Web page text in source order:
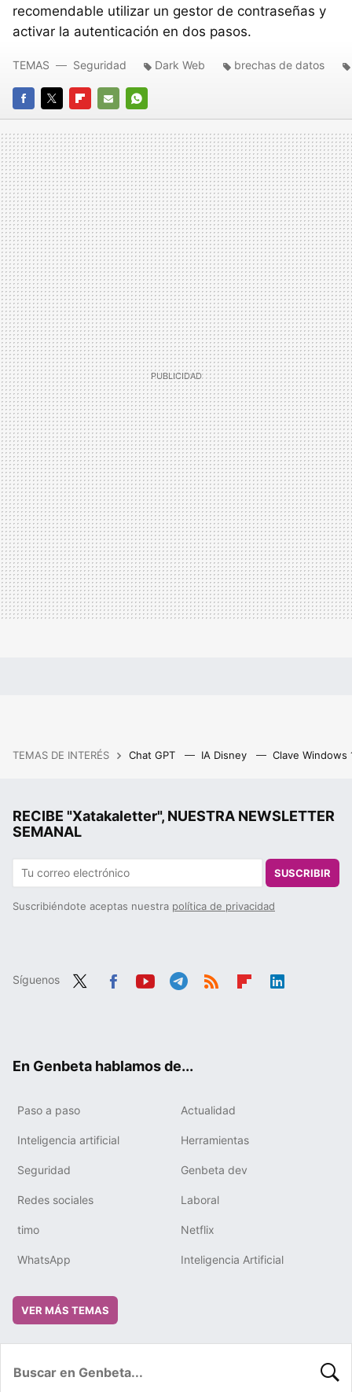
recomendable utilizar un gestor de contraseñas y
activar la autenticación en dos pasos.
FACEBOOK
TWITTERFLIPBOARD
E-
MAIL
WHATSAPP
TEMAS Seguridad Dark Web brechas de datos
TEMAS DE INTERÉS Chat GPT IA Disney Clave Windows
RECIBE "Xatakaletter", NUESTRA NEWSLETTER
SEMANAL
SUSCRIBIR
Suscribiéndote aceptas nuestra política de privacidad
Síguenos
En Genbeta hablamos de...
Paso a paso Actualidad
Inteligencia artificial Herramientas
Seguridad Genbeta dev
Redes sociales Laboral
timo Netflix
WhatsApp Inteligencia Artificial
VER MÁS TEMAS